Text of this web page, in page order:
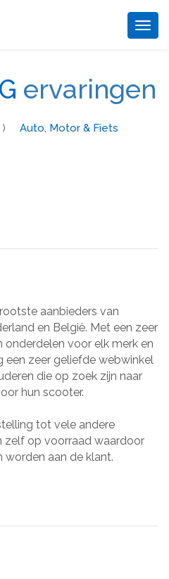
ervaringen
Auto, Motor & Fiets
aanbieders van
en België. Met een zeer
voor elk merk en
een zeer geliefde webwinkel
die op zoek zijn naar
hun scooter.
tot vele andere
zelf op voorraad waardoor
worden aan de klant.